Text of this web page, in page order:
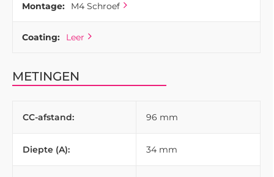
Montage: M4 Schroef
Coating: Leer
METINGEN
CC-afstand: 96 mm
Diepte (A): 34 mm